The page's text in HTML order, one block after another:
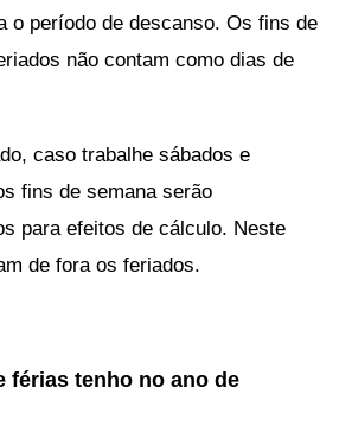
o período de descanso. Os fins de
não contam como dias de
caso trabalhe sábados e
fins de semana serão
para efeitos de cálculo. Neste
de fora os feriados.
férias tenho no ano de